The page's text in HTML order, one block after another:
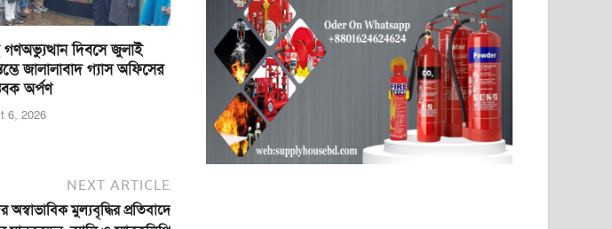
দিবসে জুলাই
জালালাবাদ গ্যাস অফিসের
অর্পণ
6, 2026
NEXT ARTICLE
অস্বাভাবিক মুল্যবৃদ্ধির প্রতিবাদে